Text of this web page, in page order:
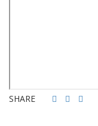
SHARE